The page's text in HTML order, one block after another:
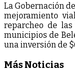
La Gobernación
mejoramiento
reparcheo de
municipios de
una inversión de
Más Noticias